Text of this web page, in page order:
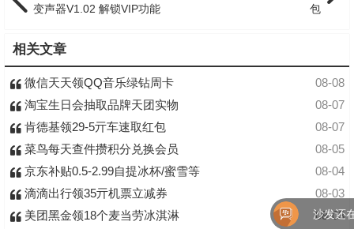
变声器V1.02 解锁VIP功能
包
相关文章
08-08
微信天天领QQ音乐绿钻周卡
08-07
淘宝生日会抽取品牌天团实物
08-07
肯德基领29-5亓车速取红包
08-05
菜鸟每天查件攒积分兑换会员
08-04
京东补贴0.5-2.99自提冰杯/蜜雪等
08-03
滴滴出行领35亓机票立减券
08-03
美团黑金领18个麦当劳冰淇淋
沙发还在